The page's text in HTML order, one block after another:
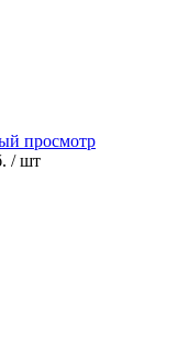
просмотр
/ шт